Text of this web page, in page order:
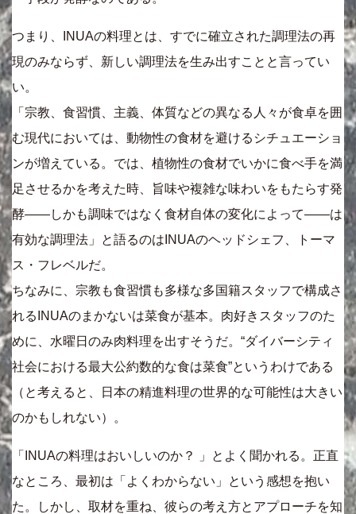
つまり、INUAの料理とは、すでに確立された調理法の再
現のみならず、新しい調理法を生み出すことと言ってい
い。
「宗教、食習慣、主義、体質などの異なる人々が食卓を囲
む現代においては、動物性の食材を避けるシチュエーショ
ンが増えている。では、植物性の食材でいかに食べ手を満
足させるかを考えた時、旨味や複雑な味わいをもたらす発
酵――しかも調味ではなく食材自体の変化によって――は
有効な調理法」と語るのはINUAのヘッドシェフ、トーマ
ス・フレベルだ。
ちなみに、宗教も食習慣も多様な多国籍スタッフで構成さ
れるINUAのまかないは菜食が基本。肉好きスタッフのた
めに、水曜日のみ肉料理を出すそうだ。“ダイバーシティ
社会における最大公約数的な食は菜食”というわけである
（と考えると、日本の精進料理の世界的な可能性は大きい
のかもしれない）。
「INUAの料理はおいしいのか？ 」とよく聞かれる。正直
なところ、最初は「よくわからない」という感想を抱い
た。しかし、取材を重ね、彼らの考え方とアプローチを知